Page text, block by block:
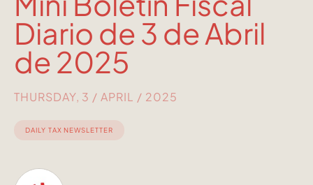
Diario de 3 de Abril
de 2025
THURSDAY, 3 / APRIL / 2025
DAILY TAX NEWSLETTER